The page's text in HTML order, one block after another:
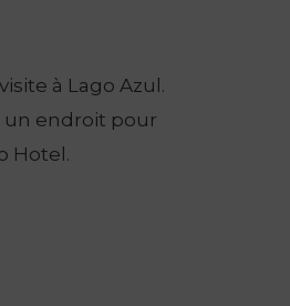
à Lago Azul.
un endroit pour
Hotel.